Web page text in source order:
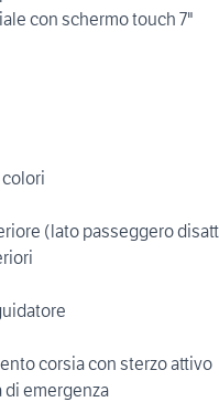
con schermo touch 7"
(lato passeggero
corsia con sterzo attivo
di emergenza